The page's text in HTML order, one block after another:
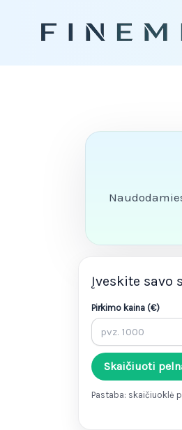
Įveskite savo
Pirkimo kaina (€)
Skaičiuoti
Pastaba: skaičiuoklė